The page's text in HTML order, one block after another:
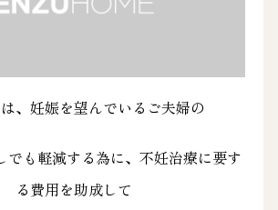
、妊娠を望んでいるご夫婦の
でも軽減する為に、不妊治療に要す
る費用を助成して